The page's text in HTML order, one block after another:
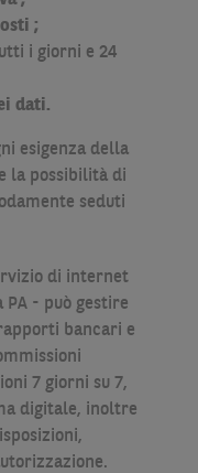
;
i giorni e 24
dati.
esigenza della
la possibilità di
seduti
di internet
PA - può gestire
bancari e
7 giorni su 7,
digitale, inoltre